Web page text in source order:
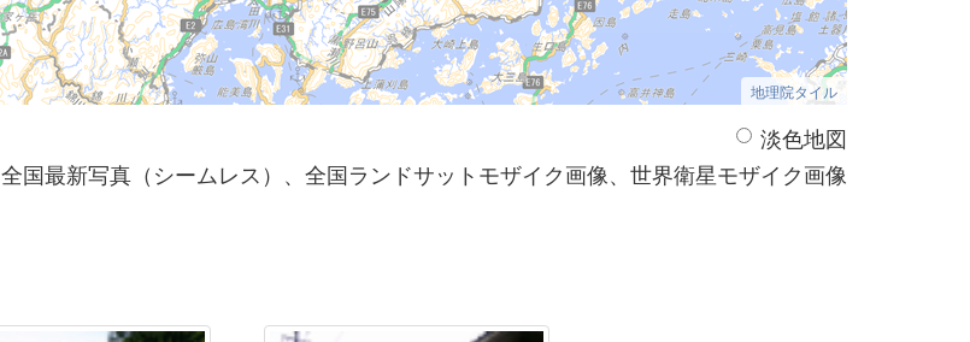
地理院タイル
淡色地図
全国最新写真（シームレス）、全国ランドサットモザイク画像、世界衛星モザイク画像